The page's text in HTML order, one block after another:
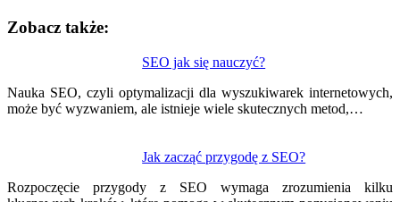
Zobacz także:
SEO jak się nauczyć?
Nauka SEO, czyli optymalizacji dla wyszukiwarek internetowych,
może być wyzwaniem, ale istnieje wiele skutecznych metod,…
Jak zacząć przygodę z SEO?
Rozpoczęcie przygody z SEO wymaga zrozumienia kilku
wpisu